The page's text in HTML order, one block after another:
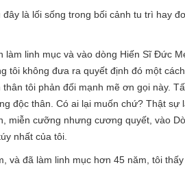
là lối sống trong bối cảnh tu trì hay
làm linh mục và vào dòng Hiến Sĩ Đức
tôi không đưa ra quyết định đó một
tôi phản đối mạnh mẽ ơn gọi này.
độc thân. Có ai lại muốn chứ? Thật
miễn cưỡng nhưng cương quyết, vào
nhất của tôi.
và đã làm linh mục hơn 45 năm, tôi